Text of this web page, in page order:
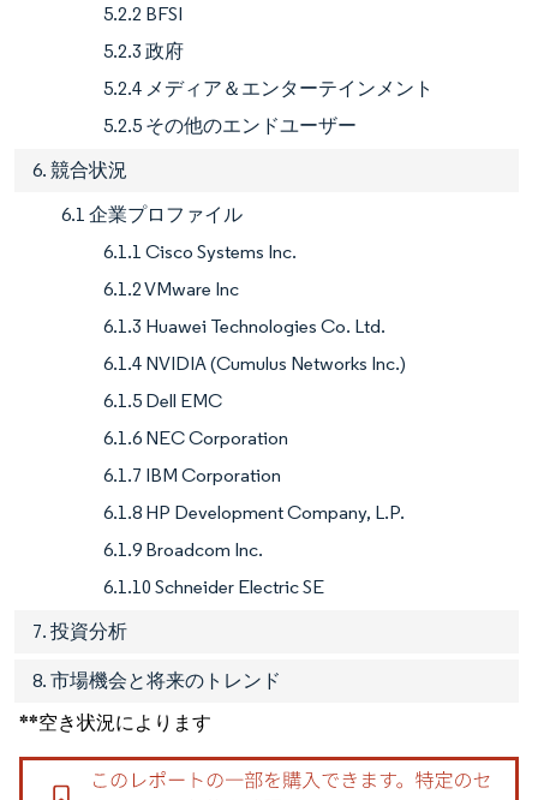
5.2.2 BFSI
5.2.3 政府
5.2.4 メディア＆エンターテインメント
5.2.5 その他のエンドユーザー
6. 競合状況
6.1 企業プロファイル
6.1.1 Cisco Systems Inc.
6.1.2 VMware Inc
6.1.3 Huawei Technologies Co. Ltd.
6.1.4 NVIDIA (Cumulus Networks Inc.)
6.1.5 Dell EMC
6.1.6 NEC Corporation
6.1.7 IBM Corporation
6.1.8 HP Development Company, L.P.
6.1.9 Broadcom Inc.
6.1.10 Schneider Electric SE
7. 投資分析
8. 市場機会と将来のトレンド
**空き状況によります